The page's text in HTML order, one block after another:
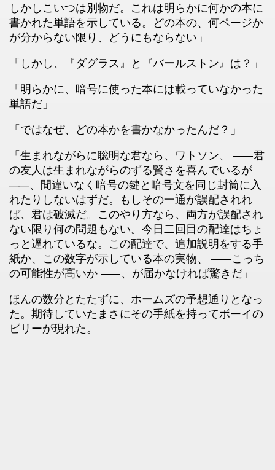
しかしこいつは別物だ。これは明らかに何かの本に
書かれた単語を示している。どの本の、何ページか
が分からない限り、どうにもならない」
「しかし、『ダグラス』と『バールストン』は？」
「明らかに、暗号に使った本には載っていなかった
単語だ」
「ではなぜ、どの本かを書かなかったんだ？」
「生まれながらに聡明な君なら、ワトソン、 ――君
の友人は生まれながらのずる賢さを喜んでいるが
――、間違いなく暗号の鍵と暗号文を同じ封筒に入
れたりしないはずだ。もしその一通が誤配されれ
ば、君は破滅だ。このやり方なら、両方が誤配され
ない限り何の問題もない。今日二回目の配達はちょ
っと遅れているな。この配達で、追加説明をする手
紙か、この数字が示している本の実物、 ――こっち
の可能性が高いか ――、が届かなければ驚きだ」
ほんの数分とたたずに、ホームズの予想通りとなっ
た。期待していたまさにその手紙を持ってボーイの
ビリーが現れた。